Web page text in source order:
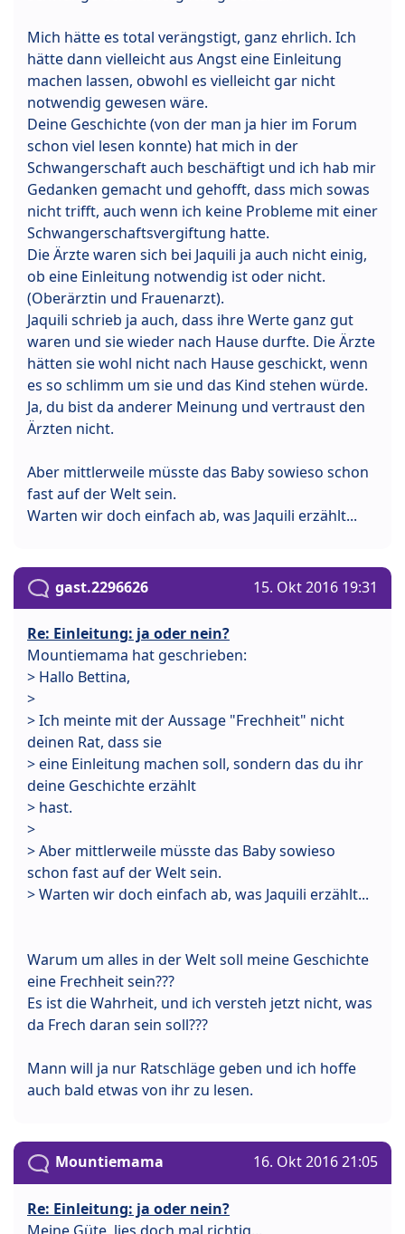
Mich hätte es total verängstigt, ganz ehrlich. Ich
hätte dann vielleicht aus Angst eine Einleitung
machen lassen, obwohl es vielleicht gar nicht
notwendig gewesen wäre.
Deine Geschichte (von der man ja hier im Forum
schon viel lesen konnte) hat mich in der
Schwangerschaft auch beschäftigt und ich hab mir
Gedanken gemacht und gehofft, dass mich sowas
nicht trifft, auch wenn ich keine Probleme mit einer
Schwangerschaftsvergiftung hatte.
Die Ärzte waren sich bei Jaquili ja auch nicht einig,
ob eine Einleitung notwendig ist oder nicht.
(Oberärztin und Frauenarzt).
Jaquili schrieb ja auch, dass ihre Werte ganz gut
waren und sie wieder nach Hause durfte. Die Ärzte
hätten sie wohl nicht nach Hause geschickt, wenn
es so schlimm um sie und das Kind stehen würde.
Ja, du bist da anderer Meinung und vertraust den
Ärzten nicht.
Aber mittlerweile müsste das Baby sowieso schon
fast auf der Welt sein.
Warten wir doch einfach ab, was Jaquili erzählt...
gast.2296626 15. Okt 2016 19:31
Re: Einleitung: ja oder nein?
Mountiemama hat geschrieben:
> Hallo Bettina,
>
> Ich meinte mit der Aussage "Frechheit" nicht
deinen Rat, dass sie
> eine Einleitung machen soll, sondern das du ihr
deine Geschichte erzählt
> hast.
>
> Aber mittlerweile müsste das Baby sowieso
schon fast auf der Welt sein.
> Warten wir doch einfach ab, was Jaquili erzählt...
Warum um alles in der Welt soll meine Geschichte
eine Frechheit sein???
Es ist die Wahrheit, und ich versteh jetzt nicht, was
da Frech daran sein soll???
Mann will ja nur Ratschläge geben und ich hoffe
auch bald etwas von ihr zu lesen.
Mountiemama 16. Okt 2016 21:05
Re: Einleitung: ja oder nein?